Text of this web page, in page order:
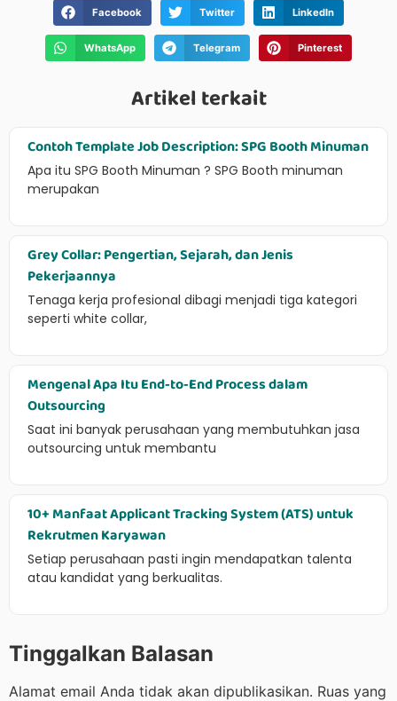
Facebook Twitter LinkedIn
WhatsApp Telegram Pinterest
Artikel terkait
Contoh Template Job Description: SPG Booth Minuman
Apa itu SPG Booth Minuman ? SPG Booth minuman
merupakan
Grey Collar: Pengertian, Sejarah, dan Jenis
Pekerjaannya
Tenaga kerja profesional dibagi menjadi tiga kategori
seperti white collar,
Mengenal Apa Itu End-to-End Process dalam
Outsourcing
Saat ini banyak perusahaan yang membutuhkan jasa
outsourcing untuk membantu
10+ Manfaat Applicant Tracking System (ATS) untuk
Rekrutmen Karyawan
Setiap perusahaan pasti ingin mendapatkan talenta
atau kandidat yang berkualitas.
Tinggalkan Balasan
Alamat email Anda tidak akan dipublikasikan. Ruas yang